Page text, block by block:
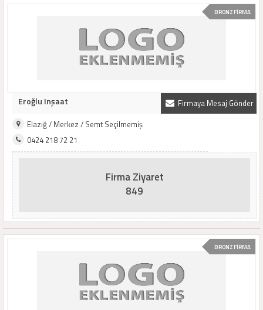
BRONZ FİRMA
Firmaya Mesaj Gönder
Eroğlu Inşaat
Elazığ / Merkez / Semt Seçilmemiş
0424 218 72 21
Firma Ziyaret
849
BRONZ FİRMA